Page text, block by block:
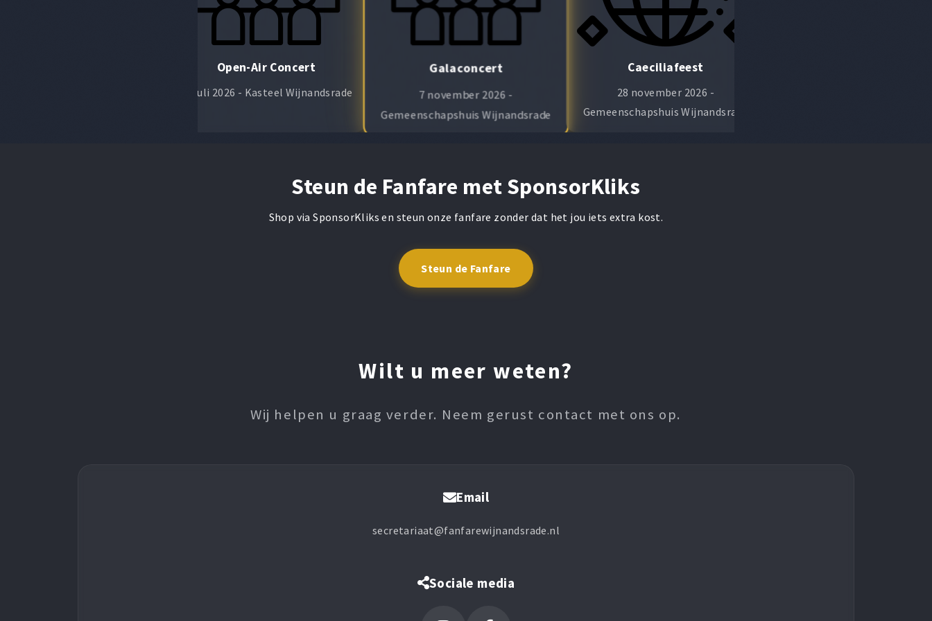
Open-Air Concert
10 juli 2026 - Kasteel Wijnandsrade
Galaconcert
7 november 2026 -
Gemeenschapshuis Wijnandsrade
Caeciliafeest
28 november 2026 -
Gemeenschapshuis Wijnandsrade
Steun de Fanfare met SponsorKliks
Shop via SponsorKliks en steun onze fanfare zonder dat het jou iets extra kost.
Steun de Fanfare
Wilt u meer weten?
Wij helpen u graag verder. Neem gerust contact met ons op.
Email
secretariaat@fanfarewijnandsrade.nl
Sociale media